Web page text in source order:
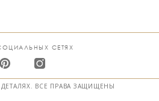
СЕТЯХ
ДЕТАЛЯХ. ВСЕ ПРАВА ЗАЩИЩЕНЫ